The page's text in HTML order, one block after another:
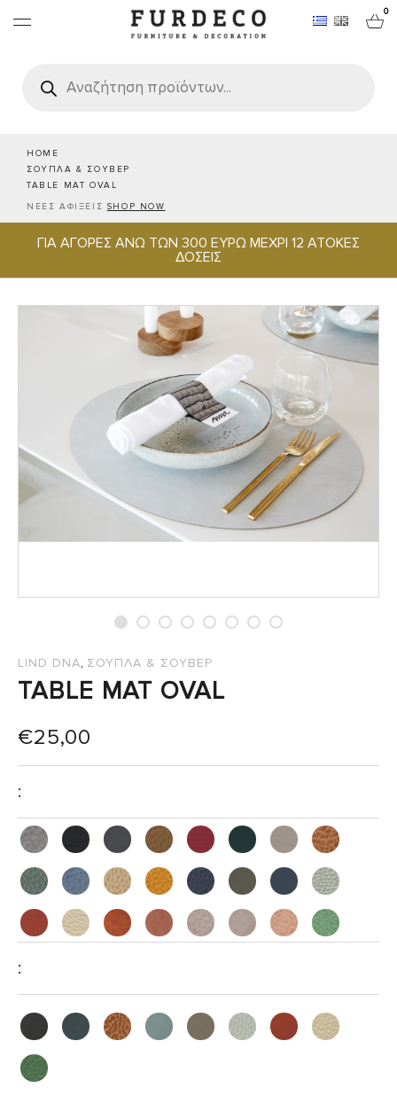
0
search
HOME
ΣΟΥΠΛΑ & ΣΟΥΒΕΡ
TABLE MAT OVAL
ΝΕΕΣ ΑΦΙΞΕΙΣ SHOP NOW
ΓΙΑ ΑΓΟΡΕΣ ΑΝΩ ΤΩΝ 300 ΕΥΡΩ ΜΕΧΡΙ 12 ΑΤΟΚΕΣ
ΔΟΣΕΙΣ
ΕΠΙΠΛΑ
ΧΑΛΙΑ
ΕΙΔΗ ΣΕΡΒΙΡΙΣΜΑΤΟΣ & ΦΙΛΟΞΕΝΙΑΣ
LIND DNA, ΣΟΥΠΛΑ & ΣΟΥΒΕΡ
TABLE MAT OVAL
€25,00
:
: